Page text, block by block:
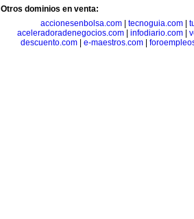
Otros dominios en venta:
accionesenbolsa.com
tecnoguia.com
aceleradoradenegocios.com| infodiario.com|
descuento.com
e-maestros.com